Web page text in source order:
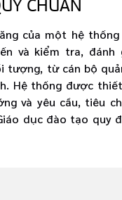
của một hệ
và kiểm tra, đánh
tượng, từ cán bộ
Hệ thống được
và yêu cầu, tiêu
dục đào tạo quy